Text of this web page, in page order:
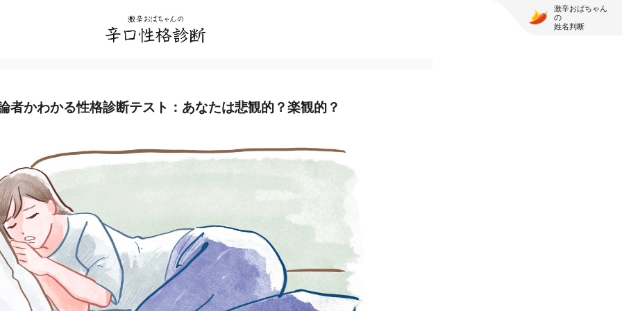
激辛おばちゃん
の
姓名判断
者かわかる性格診断テスト：あなたは悲観的？楽観的？